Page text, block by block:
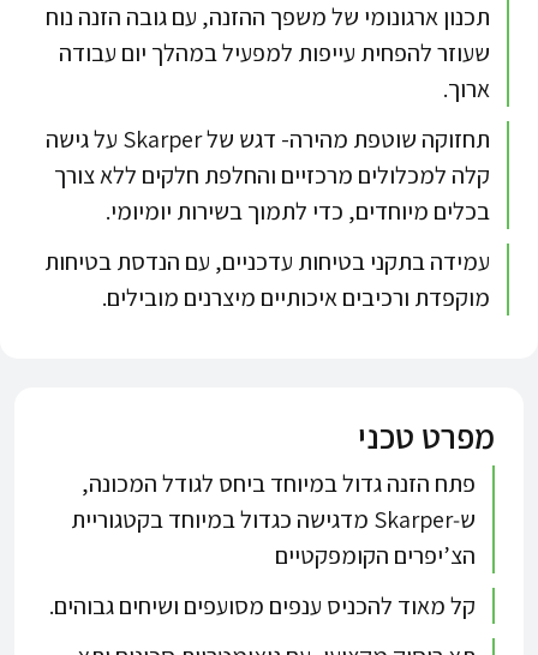
תכנון ארגונומי של משפך ההזנה, עם גובה הזנה נוח
שעוזר להפחית עייפות למפעיל במהלך יום עבודה
ארוך.​​
תחזוקה שוטפת מהירה- דגש של Skarper על גישה
קלה למכלולים מרכזיים והחלפת חלקים ללא צורך
בכלים מיוחדים, כדי לתמוך בשירות יומיומי.​
עמידה בתקני בטיחות עדכניים, עם הנדסת בטיחות
מוקפדת ורכיבים איכותיים מיצרנים מובילים.​
מפרט טכני
פתח הזנה גדול במיוחד ביחס לגודל המכונה,
ש‑Skarper מדגישה כגדול במיוחד בקטגוריית
הצ’יפרים הקומפקטיים
קל מאוד להכניס ענפים מסועפים ושיחים גבוהים.​